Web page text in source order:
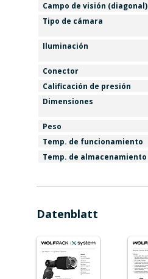
Campo de visión (diagonal)
Tipo de cámara
Iluminación
Conector
Calificación de presión
Dimensiones
Peso
Temp. de funcionamiento
Temp. de almacenamiento
Datenblatt